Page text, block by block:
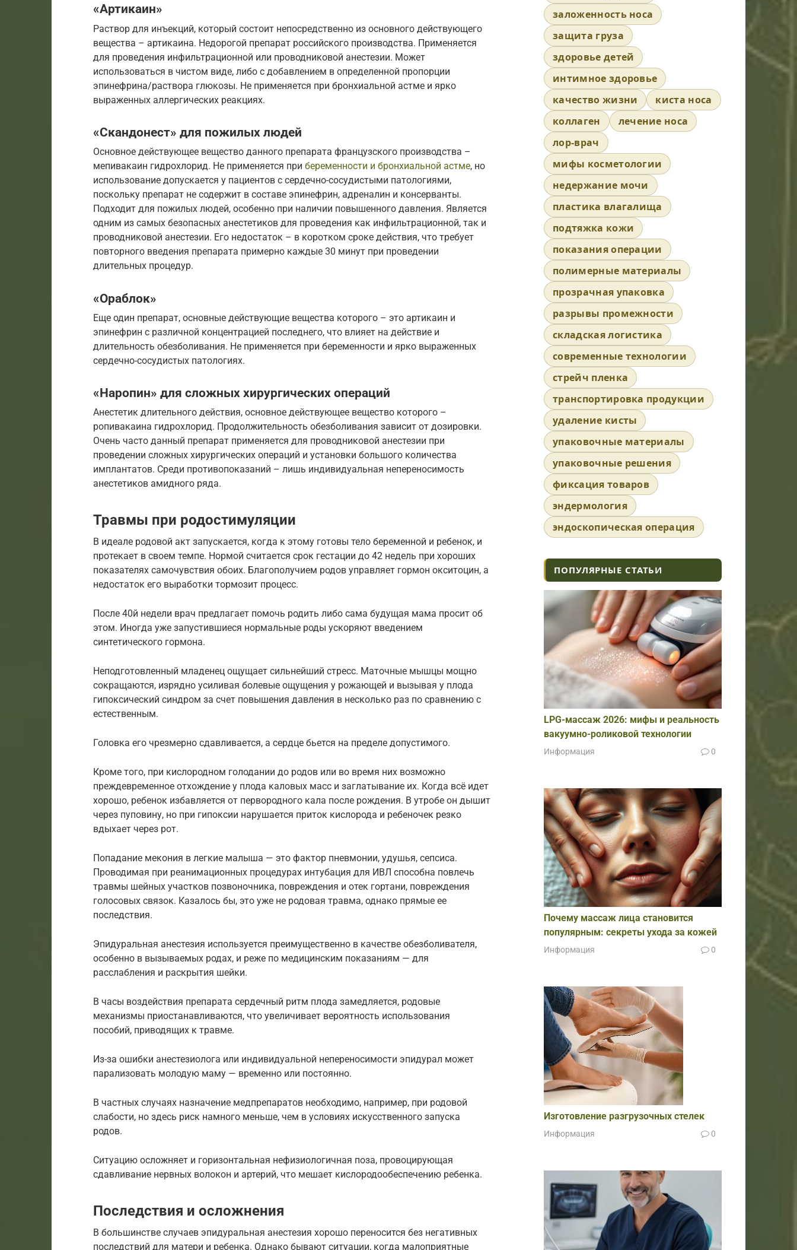
«Артикаин»
Раствор для инъекций, который состоит непосредственно из основного действующего
вещества – артикаина. Недорогой препарат российского производства. Применяется
для проведения инфильтрационной или проводниковой анестезии. Может
использоваться в чистом виде, либо с добавлением в определенной пропорции
эпинефрина/раствора глюкозы. Не применяется при бронхиальной астме и ярко
выраженных аллергических реакциях.
«Скандонест» для пожилых людей
Основное действующее вещество данного препарата французского производства –
мепивакаин гидрохлорид. Не применяется при беременности и бронхиальной астме, но
использование допускается у пациентов с сердечно-сосудистыми патологиями,
поскольку препарат не содержит в составе эпинефрин, адреналин и консерванты.
Подходит для пожилых людей, особенно при наличии повышенного давления. Является
одним из самых безопасных анестетиков для проведения как инфильтрационной, так и
проводниковой анестезии. Его недостаток – в коротком сроке действия, что требует
повторного введения препарата примерно каждые 30 минут при проведении
длительных процедур.
«Ораблок»
Еще один препарат, основные действующие вещества которого – это артикаин и
эпинефрин с различной концентрацией последнего, что влияет на действие и
длительность обезболивания. Не применяется при беременности и ярко выраженных
сердечно-сосудистых патологиях.
«Наропин» для сложных хирургических операций
Анестетик длительного действия, основное действующее вещество которого –
ропивакаина гидрохлорид. Продолжительность обезболивания зависит от дозировки.
Очень часто данный препарат применяется для проводниковой анестезии при
проведении сложных хирургических операций и установки большого количества
имплантатов. Среди противопоказаний – лишь индивидуальная непереносимость
анестетиков амидного ряда.
Травмы при родостимуляции
В идеале родовой акт запускается, когда к этому готовы тело беременной и ребенок, и
протекает в своем темпе. Нормой считается срок гестации до 42 недель при хороших
показателях самочувствия обоих. Благополучием родов управляет гормон окситоцин, а
недостаток его выработки тормозит процесс.
После 40й недели врач предлагает помочь родить либо сама будущая мама просит об
этом. Иногда уже запустившиеся нормальные роды ускоряют введением
синтетического гормона.
Неподготовленный младенец ощущает сильнейший стресс. Маточные мышцы мощно
сокращаются, изрядно усиливая болевые ощущения у рожающей и вызывая у плода
гипоксический синдром за счет повышения давления в несколько раз по сравнению с
естественным.
Головка его чрезмерно сдавливается, а сердце бьется на пределе допустимого.
Кроме того, при кислородном голодании до родов или во время них возможно
преждевременное отхождение у плода каловых масс и заглатывание их. Когда всё идет
хорошо, ребенок избавляется от первородного кала после рождения. В утробе он дышит
через пуповину, но при гипоксии нарушается приток кислорода и ребеночек резко
вдыхает через рот.
Попадание мекония в легкие малыша — это фактор пневмонии, удушья, сепсиса.
Проводимая при реанимационных процедурах интубация для ИВЛ способна повлечь
травмы шейных участков позвоночника, повреждения и отек гортани, повреждения
голосовых связок. Казалось бы, это уже не родовая травма, однако прямые ее
последствия.
Эпидуральная анестезия используется преимущественно в качестве обезболивателя,
особенно в вызываемых родах, и реже по медицинским показаниям — для
расслабления и раскрытия шейки.
В часы воздействия препарата сердечный ритм плода замедляется, родовые
механизмы приостанавливаются, что увеличивает вероятность использования
пособий, приводящих к травме.
Из-за ошибки анестезиолога или индивидуальной непереносимости эпидурал может
парализовать молодую маму — временно или постоянно.
В частных случаях назначение медпрепаратов необходимо, например, при родовой
слабости, но здесь риск намного меньше, чем в условиях искусственного запуска
родов.
Ситуацию осложняет и горизонтальная нефизиологичная поза, провоцирующая
сдавливание нервных волокон и артерий, что мешает кислородообеспечению ребенка.
Последствия и осложнения
В большинстве случаев эпидуральная анестезия хорошо переносится без негативных
последствий для матери и ребенка. Однако бывают ситуации, когда малоприятные
заложенность носа
защита груза
здоровье детей
интимное здоровье
качество жизни
киста носа
коллаген
лечение носа
лор-врач
мифы косметологии
недержание мочи
пластика влагалища
подтяжка кожи
показания операции
полимерные материалы
прозрачная упаковка
разрывы промежности
складская логистика
современные технологии
стрейч пленка
транспортировка продукции
удаление кисты
упаковочные материалы
упаковочные решения
фиксация товаров
эндермология
эндоскопическая операция
ПОПУЛЯРНЫЕ СТАТЬИ
LPG-массаж 2026: мифы и реальность
вакуумно-роликовой технологии
Информация 0
Почему массаж лица становится
популярным: секреты ухода за кожей
Информация 0
Изготовление разгрузочных стелек
Информация 0